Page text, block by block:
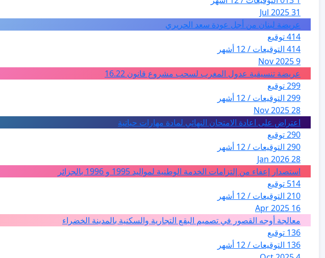
31 Jul 2025
عريضة لبنان من أجل عودة سعد الحريري
414 توقيع
414 التوقيعات / 12 أشهر
9 Nov 2025
عريضة تنسيقية عدول المغرب لسحب مشروع قانون 16.22
299 توقيع
299 التوقيعات / 12 أشهر
28 Nov 2025
اعتراض على اعادة الامتحان النهائي لمادة مهارات حياتية
290 توقيع
290 التوقيعات / 12 أشهر
28 Jan 2026
استصدار إعفاء من إلتزامات الخدمة الوطنية لمواليد 1995 و 1996 بالجزائر
514 توقيع
210 التوقيعات / 12 أشهر
16 Apr 2025
معالجة أوجه القصور في تصميم البقع التجارية والسكنية بالمدينة الخضراء
136 توقيع
136 التوقيعات / 12 أشهر